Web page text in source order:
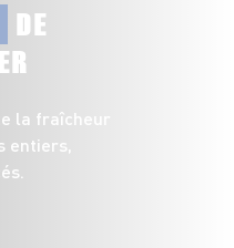
DE
la fraîcheur
entiers,